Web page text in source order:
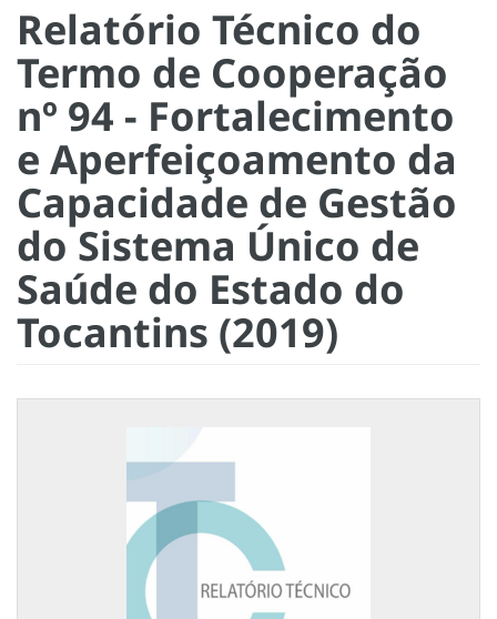
Relatório Técnico do
Termo de Cooperação
nº 94 - Fortalecimento
e Aperfeiçoamento da
Capacidade de Gestão
do Sistema Único de
Saúde do Estado do
Tocantins (2019)